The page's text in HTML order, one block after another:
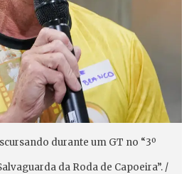
durante um GT no “3º
da Roda de Capoeira”. /